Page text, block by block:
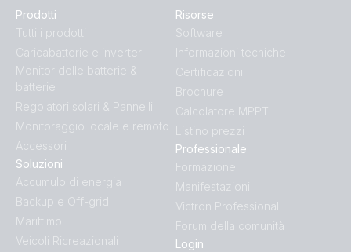
Prodotti
Tutti i prodotti
Caricabatterie e inverter
Monitor delle batterie &
batterie
Regolatori solari & Pannelli
Monitoraggio locale e remoto
Accessori
Soluzioni
Accumulo di energia
Backup e Off-grid
Marittimo
Veicoli Ricreazionali
Risorse
Software
Informazioni tecniche
Certificazioni
Brochure
Calcolatore MPPT
Listino prezzi
Professionale
Formazione
Manifestazioni
Victron Professional
Forum della comunità
Login